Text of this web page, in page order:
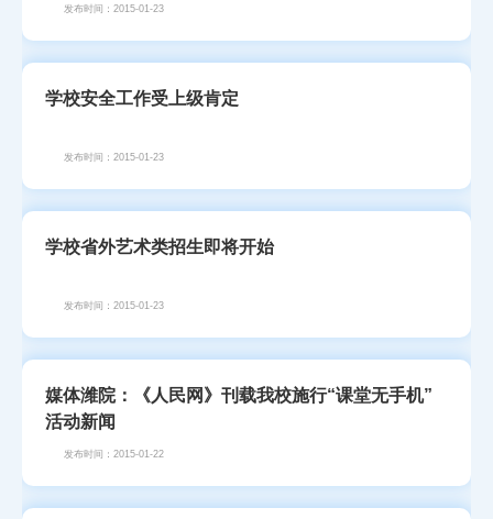
发布时间：2015-01-23
学校安全工作受上级肯定
发布时间：2015-01-23
学校省外艺术类招生即将开始
发布时间：2015-01-23
媒体潍院：《人民网》刊载我校施行“课堂无手机”
活动新闻
发布时间：2015-01-22